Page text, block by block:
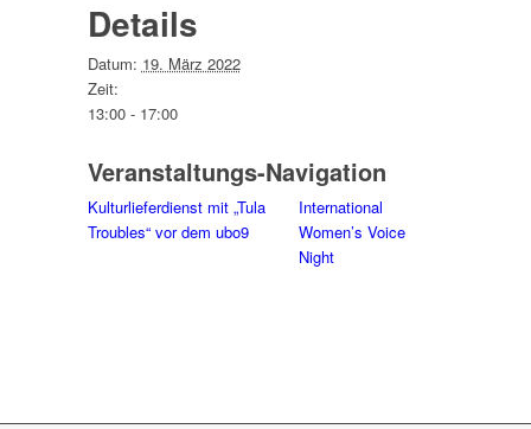
Details
Datum: 19. März 2022
Zeit:
13:00 - 17:00
Veranstaltungs-Navigation
Kulturlieferdienst mit „Tula
Troubles“ vor dem ubo9
International
Women’s Voice
Night